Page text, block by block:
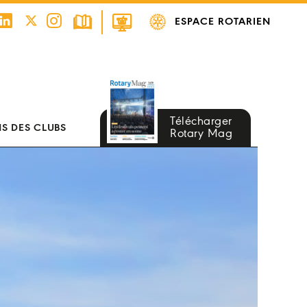
ESPACE ROTARIEN
DES CLUBS
Télécharger
Rotary Mag